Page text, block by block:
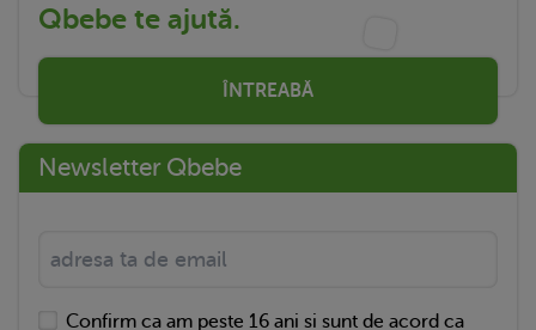
Qbebe te ajută.
ÎNTREABĂ
Newsletter Qbebe
Confirm ca am peste 16 ani si sunt de acord ca